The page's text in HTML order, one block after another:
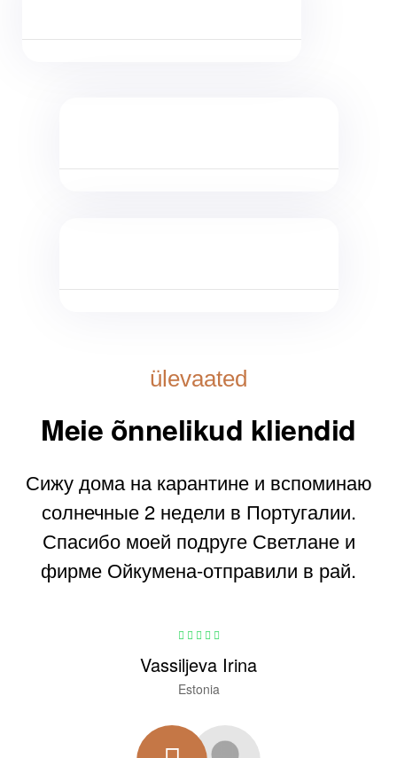
ülevaated
Meie õnnelikud kliendid
Сижу дома на карантине и вспоминаю
солнечные 2 недели в Португалии.
Спасибо моей подруге Светлане и
фирме Ойкумена-отправили в рай.
Vassiljeva Irina
Estonia